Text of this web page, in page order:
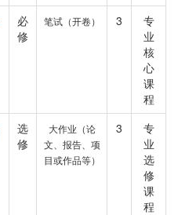
必
修
笔试（开卷） 3
专
业
核
心
课
程
选
修
大作业（论
文、报告、项
目或作品等）
3
专
业
选
修
课
程